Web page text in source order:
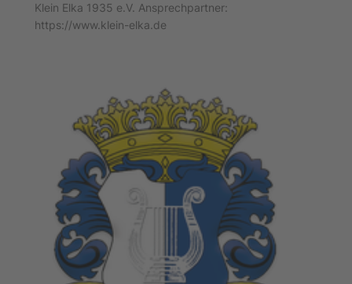
Klein Elka 1935 e.V. Ansprechpartner:
https://www.klein-elka.de